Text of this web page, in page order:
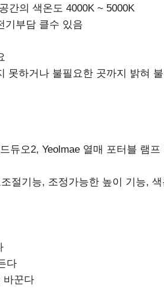
간의 색온도 4000K ~ 5000K
기부담 클수 있음
하거나 불필요한 곳까지 밝혀
듀오2, Yeolmae 열매 포터블 램
절기능, 조정가능한 높이 기능,
다
바꾼다